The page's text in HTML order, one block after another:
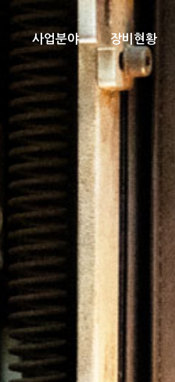
사업분야 장비현황